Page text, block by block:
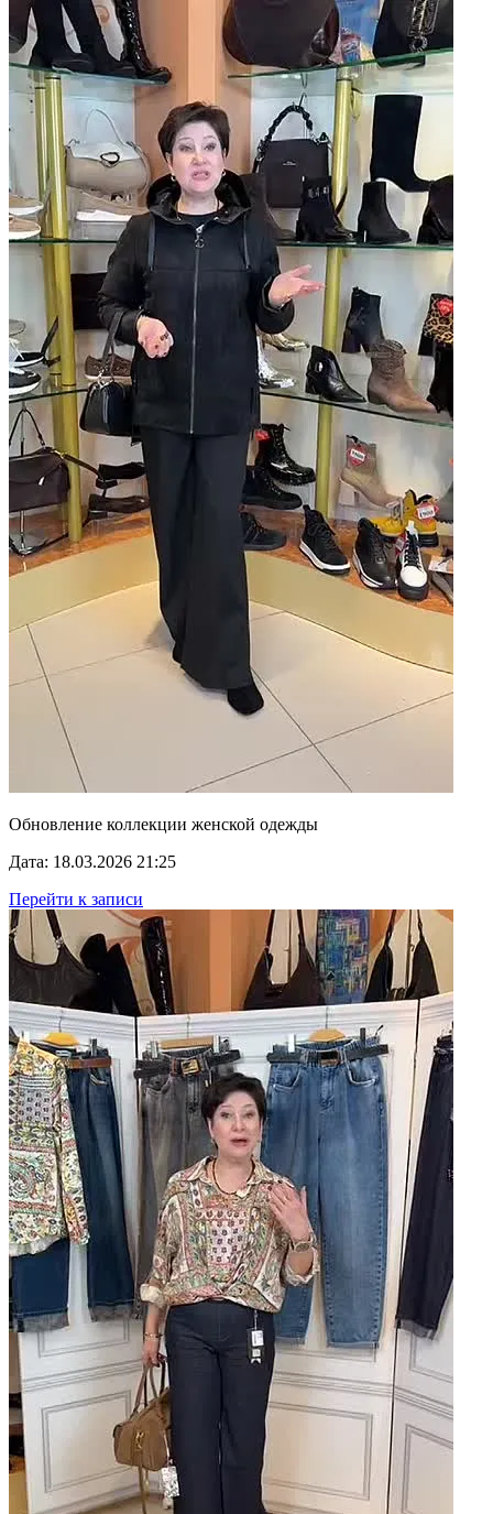
Обновление коллекции женской одежды
Дата: 18.03.2026 21:25
Перейти к записи